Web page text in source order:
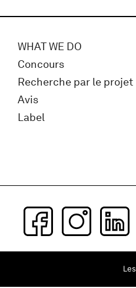
WHAT WE DO
Concours
Recherche par le projet
Avis
Label
Subscribe to our